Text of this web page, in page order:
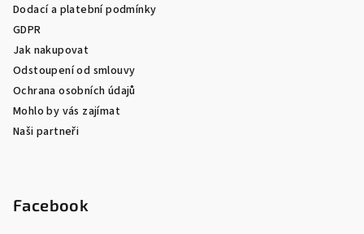
Dodací a platební podmínky
GDPR
Jak nakupovat
Odstoupení od smlouvy
Ochrana osobních údajů
Mohlo by vás zajímat
Naši partneři
Facebook